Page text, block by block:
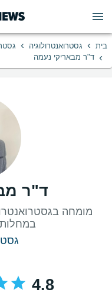
בית › גסטרואנטרולוגיה ›
› ד"ר מבאריקי נעמה
ד"ר
מומחה
4.8